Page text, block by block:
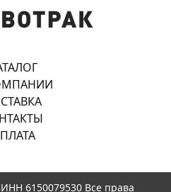
6150079530 Все права